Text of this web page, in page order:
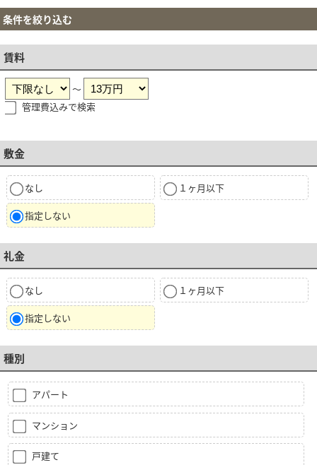
条件を絞り込む
賃料
～
管理費込みで検索
敷金
なし １ヶ月以下
指定しない
礼金
なし １ヶ月以下
指定しない
種別
アパート
マンション
戸建て